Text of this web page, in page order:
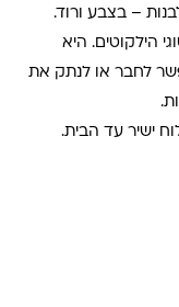
ורוד.
הילקוטים. היא
לחבר או לנתק את
ישיר עד הבית.